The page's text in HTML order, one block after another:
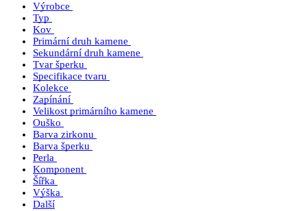
Výrobce
Typ
Kov
Primární druh kamene
Sekundární druh kamene
Tvar šperku
Specifikace tvaru
Kolekce
Zapínání
Velikost primárního kamene
Ouško
Barva zirkonu
Barva šperku
Perla
Komponent
Šířka
Výška
Další